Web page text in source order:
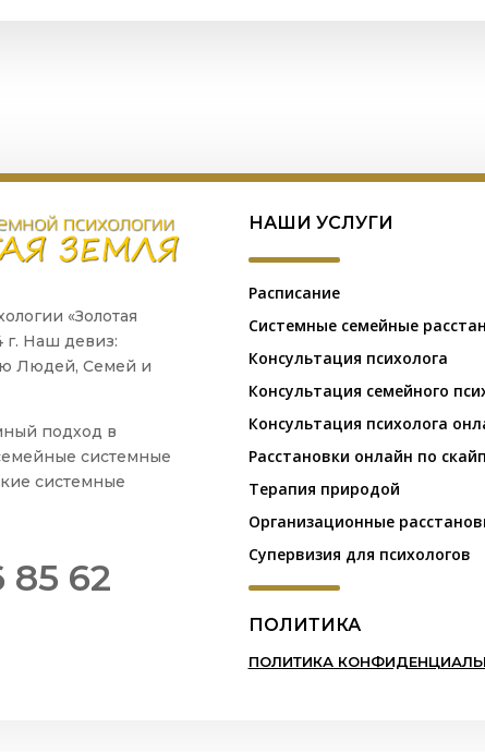
«Золотая
г. Наш девиз:
Людей, Семей и
подход в
системные
системные
85 62
НАШИ УСЛУГИ
Расписание
Системные семейные
Консультация психолога
Консультация семейного
Консультация психолога
Расстановки онлайн по скайп
Терапия природой
Организационные
Супервизия для психологов
ПОЛИТИКА
ПОЛИТИКА